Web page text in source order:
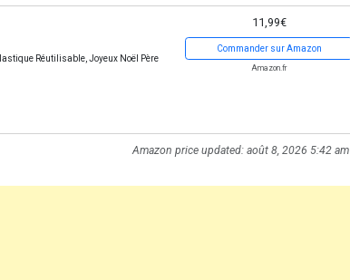
Réutilisable, Joyeux Noël Père
11,99€
Commander sur Amazon
Amazon.fr
Amazon price updated: août 8, 2026 5:42 am